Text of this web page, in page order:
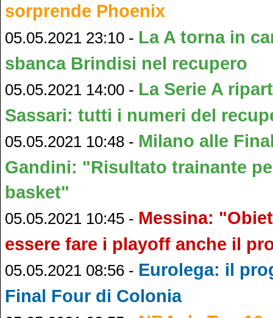
sorprende Phoenix
05.05.2021 23:10 - La A torna in
sbanca Brindisi nel recupero
05.05.2021 14:00 - La Serie A
Sassari: tutti i numeri del
05.05.2021 10:48 - Milano alle
Gandini: "Risultato trainante
basket"
05.05.2021 10:45 - Messina:
essere fare i playoff anche il
05.05.2021 08:56 - Eurolega: il
Final Four di Colonia